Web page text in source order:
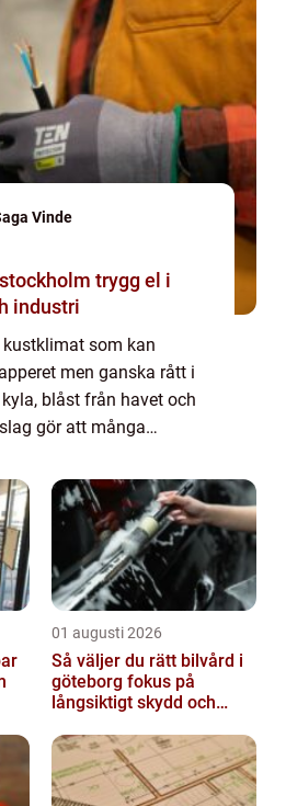
Vinde
trygg el i
industri
som kan
men ganska rått i
blåst från havet och
gör att många
mot elräkningen. Här
01 augusti 2026
Så väljer du rätt bilvård i
göteborg fokus på
långsiktigt skydd och